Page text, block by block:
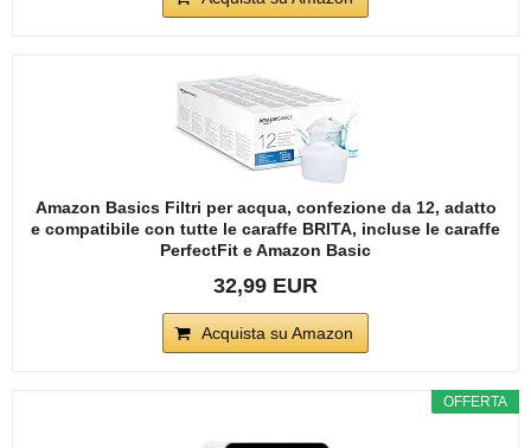
Amazon Basics Filtri per acqua, confezione da 12, adatto
e compatibile con tutte le caraffe BRITA, incluse le caraffe
PerfectFit e Amazon Basic
32,99 EUR
Acquista su Amazon
OFFERTA